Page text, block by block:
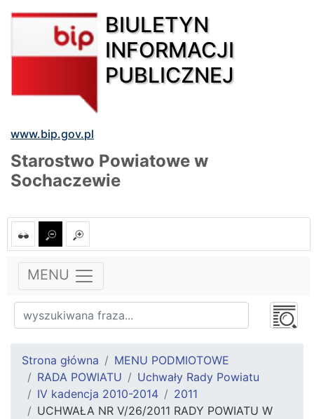
BIULETYN
INFORMACJI
PUBLICZNEJ
www.bip.gov.pl
Starostwo Powiatowe w
Sochaczewie
MENU
Strona główna
MENU PODMIOTOWE
RADA POWIATU
Uchwały Rady Powiatu
IV kadencja 2010-2014
2011
UCHWAŁA NR V/26/2011 RADY POWIATU W